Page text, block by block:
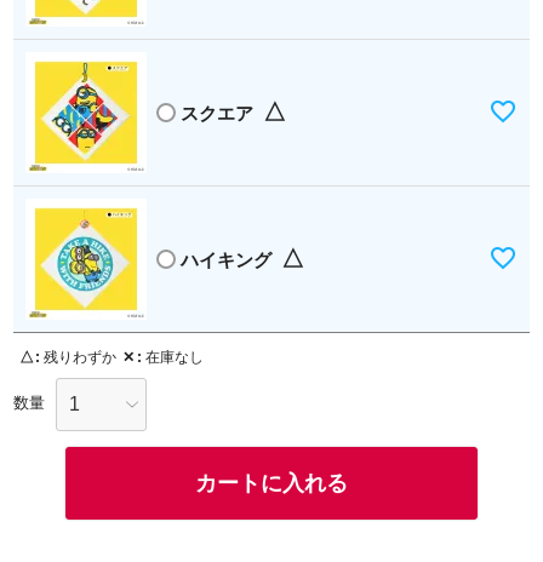
スクエア △
ハイキング △
△ 残りわずか ✕ 在庫なし
カートに入れる